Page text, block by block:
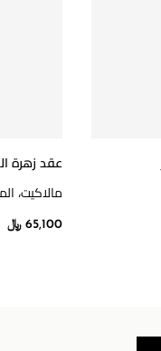
عقد زهرة
مالاكيت،
65,100 ﷼